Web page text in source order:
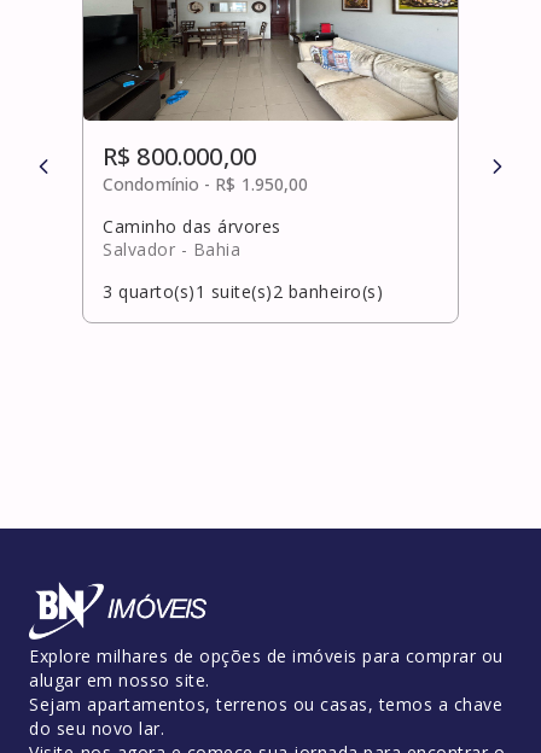
R$ 800.000,00
Condomínio - R$ 1.950,00
Caminho das árvores
Salvador - Bahia
3 quarto(s)1 suite(s)2 banheiro(s)
R$
Explore milhares de opções de imóveis para comprar ou
alugar em nosso site.
Sejam apartamentos, terrenos ou casas, temos a chave
do seu novo lar.